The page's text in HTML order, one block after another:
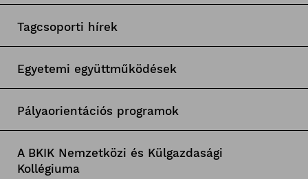
Tagcsoporti hírek
Egyetemi együttműködések
Pályaorientációs programok
A BKIK Nemzetközi és Külgazdasági
Kollégiuma